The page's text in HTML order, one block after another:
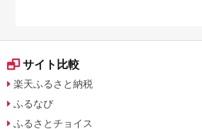
サイト比較
楽天ふるさと納税
ふるなび
ふるさとチョイス